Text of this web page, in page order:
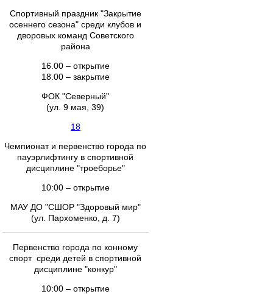
Спортивный праздник "Закрытие
осеннего сезона" среди клубов и
дворовых команд Советского
района
16.00 – открытие
18.00 – закрытие
ФОК "Северный"
(ул. 9 мая, 39)
18
Чемпионат и первенство города по
пауэрлифтингу в спортивной
дисциплине "троеборье"
10:00 – открытие
МАУ ДО "СШОР "Здоровый мир"
(ул. Пархоменко, д. 7)
Первенство города по конному
спорт среди детей в спортивной
дисциплине "конкур"
10:00 – открытие